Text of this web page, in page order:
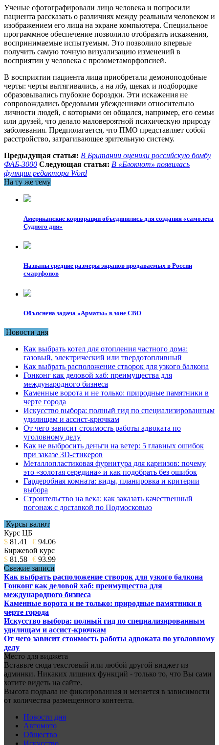
Ученые сфотографировали лицо человека и попросили
пациента рассказать о различиях между реальным человеком и
изображением его лица на экране компьютера. Специальное
программное обеспечение позволило отобразить искажения,
воспринимаемые испытуемым. Это позволило впервые
получить самую точную визуализацию изменений в
восприятии у человека с прозометаморфопсией.
В восприятии пациента лица приобретали демоноподобные
черты: черты вытягивались, а на лбу, щеках и подбородке
образовывались глубокие бороздки. Эти искажения не
сопровождались бредовыми убеждениями относительно
личности людей, с которыми он общался, например, его семьи
или друзей, что делало маловероятной психическую природу
заболевания. Предполагается, что ПМО представляет собой
расстройство, затрагивающее зрительную систему.
Предыдущая статья: В Британии оценили российскую бомбу
ФАБ-3000 Следующая статья: В «Блокнот» появилась
функция редактора Word
На ту же тему
Американские корпорации объединились для создания «самолета
Судного дня»
Названы средние размеры экранов продаваемых в России
смартфонов
Объяснена задача «Арматы» в зоне СВО
Новости дня
Как выбрать котел для отопления частного дома:
газовый, электрический или твердотопливный
Как выбрать расположение створок для узкого балкона
Гонконг как деловой хаб: преимущества для
международного бизнеса
Каменные ворота и не только: природные памятники в
черте города
Искусство выбора: полный гид по специализированным
удилищам и ассист-крючкам
От чего зависит стоимость работы адвоката по
уголовному делу
Как не выбросить деньги на ветер: 5 главных ошибок
при заказе 3D-стикеров
Металлопластиковая фурнитура для карнизов: почему
это «золотая середина» и как подобрать без ошибок
Гардеробная комната: виды, планировка и критерии
выбора
Строительство на века: как заказать качественный
погонаж с доставкой по Подмосковью
Курсы валют
Курс ЦБ
$ 81.41 € 94.06
Биржевой курс
$ 81.58 € 93.99
Свежие записи
Как выбрать расположение створок для узкого балкона
Гонконг как деловой хаб: преимущества для
международного бизнеса
Каменные ворота и не только: природные памятники в
черте города
Искусство выбора: полный гид по специализированным
удилищам и ассист-крючкам
От чего зависит стоимость работы адвоката по уголовному
делу
Место для виджета
Вставьте сюда текстовый или любой другой виджет из
админки. Никаких лишних функций - только то, что Вы сами
хотите видеть на сайте.
Высота подвала не фиксированная и меняется в зависимости
от количества размещенного контента.
Новости дня
Автомото
Общество
Искусство